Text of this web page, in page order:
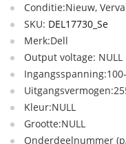
Conditie:Nieuw,
SKU: DEL17730_Se
Merk:Dell
Output voltage: NULL
Kleur:NULL
Grootte:NULL
Onderdeelnummer